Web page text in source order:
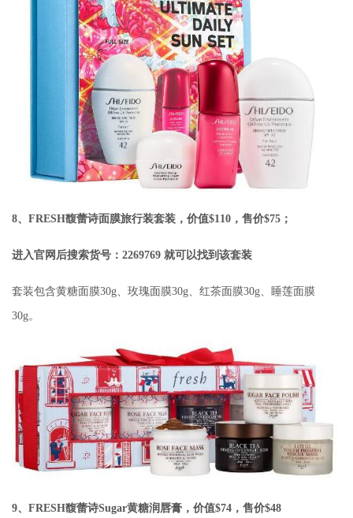
8、FRESH馥蕾诗面膜旅行装套装，价值$110，售价$75；
进入官网后搜索货号：2269769 就可以找到该套装
套装包含黄糖面膜30g、玫瑰面膜30g、红茶面膜30g、睡莲面膜
30g。
9、FRESH馥蕾诗Sugar黄糖润唇膏，价值$74，售价$48